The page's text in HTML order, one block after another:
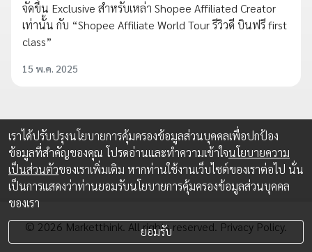
จัดขึ้น Exclusive สำหรับเหล่า Shopee Affiliated Creator
เท่านั้น กับ “Shopee Affiliate World Tour รีวิวดี บินฟรี first
class”
15 พ.ค. 2025
© 2026 Marketthink. All rights reserved. Privacy Policy.
เราได้ปรับปรุงนโยบายการคุ้มครองข้อมูลส่วนบุคคลเพื่อปกป้อง
ข้อมูลที่สำคัญของคุณ โปรดอ่านและทำความเข้าใจนโยบายความ
เป็นส่วนตัวของเราเพิ่มเติม หากท่านใช้งานเว็บไซต์ของเราต่อไป นั่น
เป็นการแสดงว่าท่านยอมรับนโยบายการคุ้มครองข้อมูลส่วนบุคคล
ของเรา
ยอมรับ